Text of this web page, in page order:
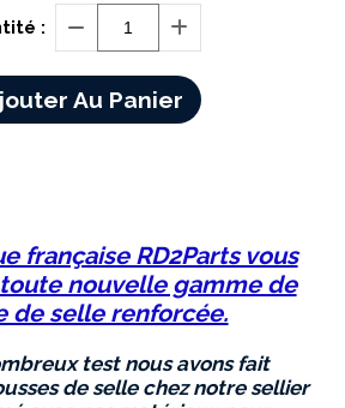
:
Au Panier
française RD2Parts vous
nouvelle gamme de
de selle renforcée.
test nous avons fait
de selle chez notre sellier